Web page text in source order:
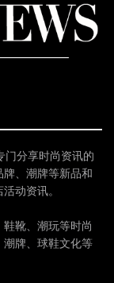
门分享时尚资讯的
、潮牌等新品和
动资讯。
靴、潮玩等时尚
牌、球鞋文化等